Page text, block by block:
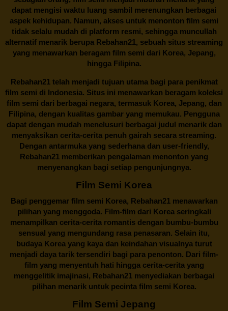
dapat mengisi waktu luang sambil merenungkan berbagai
aspek kehidupan. Namun, akses untuk menonton film semi
tidak selalu mudah di platform resmi, sehingga muncullah
alternatif menarik berupa Rebahan21, sebuah situs streaming
yang menawarkan beragam film semi dari Korea, Jepang,
hingga Filipina.
Rebahan21telah menjadi tujuan utama bagi para penikmat
film semi di Indonesia. Situs ini menawarkan beragam koleksi
film semi dari berbagai negara, termasuk Korea, Jepang, dan
Filipina, dengan kualitas gambar yang memukau. Pengguna
dapat dengan mudah menelusuri berbagai judul menarik dan
menyaksikan cerita-cerita penuh gairah secara streaming.
Dengan antarmuka yang sederhana dan user-friendly,
Rebahan21 memberikan pengalaman menonton yang
menyenangkan bagi setiap pengunjungnya.
Film Semi Korea
Bagi penggemar film semi Korea, Rebahan21menawarkan
pilihan yang menggoda. Film-film dari Korea seringkali
menampilkan cerita-cerita romantis dengan bumbu-bumbu
sensual yang mengundang rasa penasaran. Selain itu,
budaya Korea yang kaya dan keindahan visualnya turut
menjadi daya tarik tersendiri bagi para penonton. Dari film-
film yang menyentuh hati hingga cerita-cerita yang
menggelitik imajinasi, Rebahan21 menyediakan berbagai
pilihan menarik untuk pecinta film semi Korea.
Film Semi Jepang